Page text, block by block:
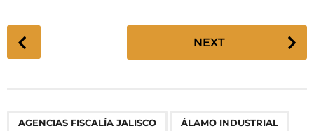
P
o
NEXT
AGENCIAS FISCALÍA JALISCO ÁLAMO INDUSTRIAL